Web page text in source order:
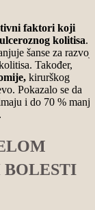
faktori koji
kolitisa.
šanse za razvoj
Također,
kirurškog
Pokazalo se da
i do 70 % manju
BOLESTI